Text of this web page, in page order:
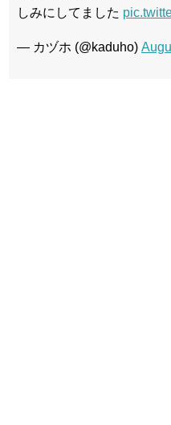
しみにしてました
— カヅホ (@kaduho)